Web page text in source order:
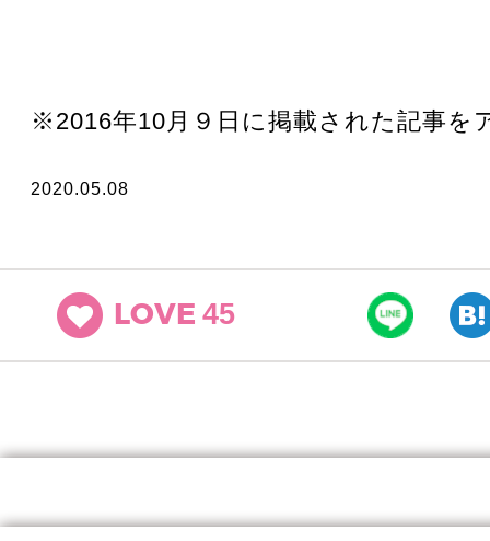
※2016年10月９日に掲載された記事を
2020.05.08
LOVE 45